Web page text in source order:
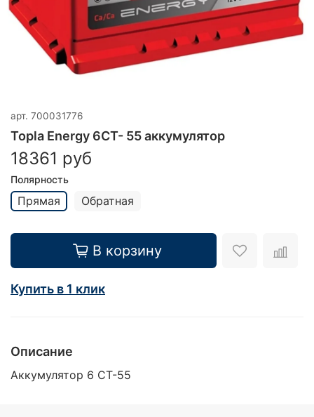
арт. 700031776
Topla Energy 6CT- 55 аккумулятор
18361 руб
Полярность
Прямая Обратная
В корзину
Купить в 1 клик
Описание
Аккумулятор 6 СТ-55